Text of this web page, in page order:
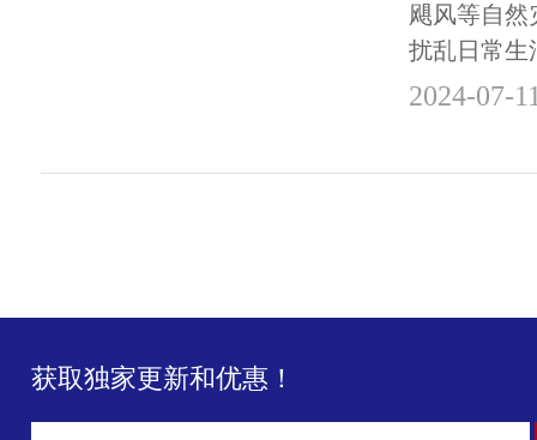
飓风等自
扰乱日常生
险。这就是
2024-07-
获取独家更新和优惠！